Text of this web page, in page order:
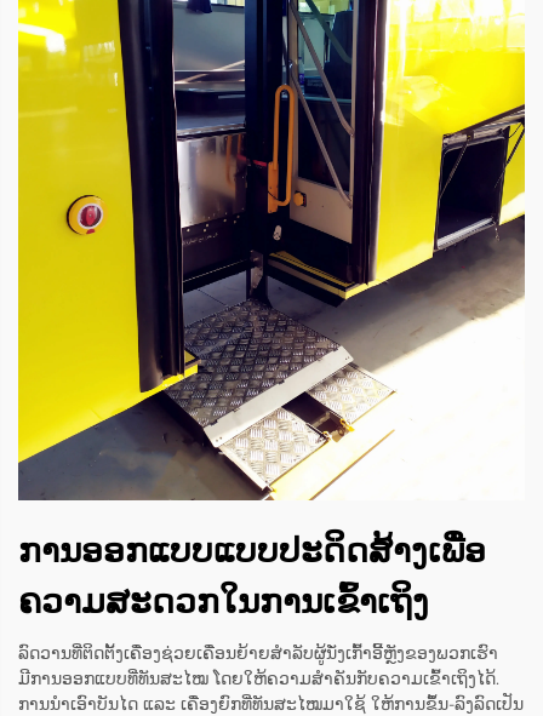
ການອອກແບບແບບປະດິດສ້າງເພື່ອ
ຄວາມສະດວກໃນການເຂົ້າເຖິງ
ລົດວານທີ່ຕິດຕັ້ງເຄື່ອງຊ່ວຍເຄື່ອນຍ້າຍສຳລັບຜູ້ນັ່ງເກົ້າອີ້ຫຼັງຂອງພວກເຮົາ
ມີການອອກແບບທີ່ທັນສະໄໝ ໂດຍໃຫ້ຄວາມສຳຄັນກັບຄວາມເຂົ້າເຖິງໄດ້.
ການນຳເອົາບັນໄດ ແລະ ເຄື່ອງຍົກທີ່ທັນສະໄໝມາໃຊ້ ໃຫ້ການຂຶ້ນ-ລົງລົດເປັນ